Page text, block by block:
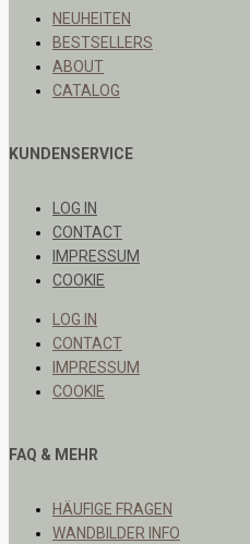
NEUHEITEN
BESTSELLERS
ABOUT
CATALOG
KUNDENSERVICE
LOG IN
CONTACT
IMPRESSUM
COOKIE
LOG IN
CONTACT
IMPRESSUM
COOKIE
FAQ & MEHR
HÄUFIGE FRAGEN
WANDBILDER INFO